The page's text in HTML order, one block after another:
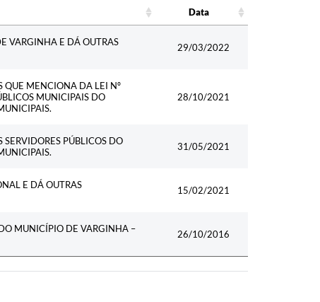
Data
VARGINHA E DÁ OUTRAS
29/03/2022
QUE MENCIONA DA LEI Nº
MUNICIPAIS DO
28/10/2021
PÚBLICOS DO
31/05/2021
E DÁ OUTRAS
15/02/2021
MUNICÍPIO DE VARGINHA –
26/10/2016